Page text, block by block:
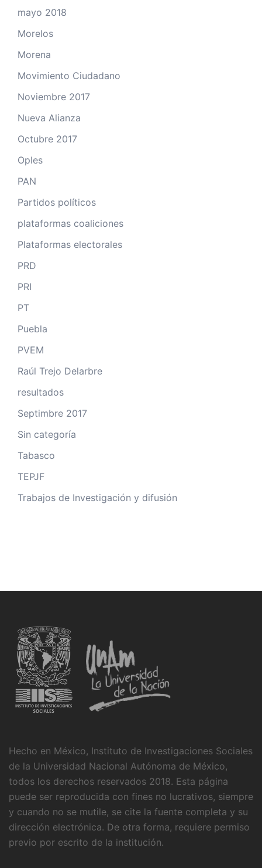
mayo 2018
Morelos
Morena
Movimiento Ciudadano
Noviembre 2017
Nueva Alianza
Octubre 2017
Oples
PAN
Partidos políticos
plataformas coaliciones
Plataformas electorales
PRD
PRI
PT
Puebla
PVEM
Raúl Trejo Delarbre
resultados
Septimbre 2017
Sin categoría
Tabasco
TEPJF
Trabajos de Investigación y difusión
Hecho en México, Instituto de Investigaciones Sociales
de la Universidad Nacional Autónoma de México,
todos los derechos reservados 2018. Esta página
puede ser reproducida con fines no lucrativos, siempre
y cuando no se mutile, se cite la fuente completa y su
dirección electrónica. De otra forma, requiere permiso
previo por escrito de la institución.